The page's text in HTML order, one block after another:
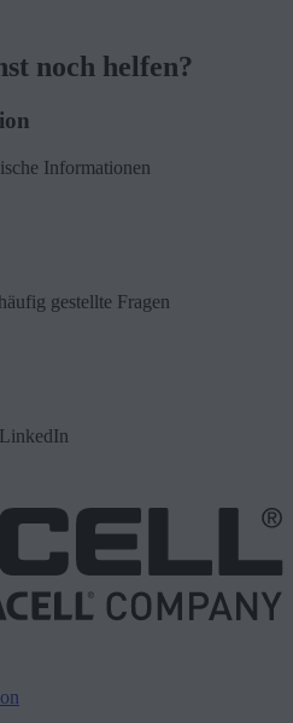
noch helfen?
Informationen
gestellte Fragen